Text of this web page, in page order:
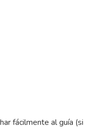
fácilmente al guía (si